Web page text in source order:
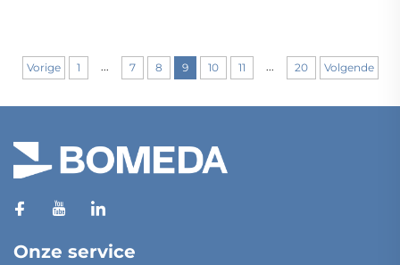
Vorige 1 ... 7 8 9 10 11 ... 20 Volgende
Onze service